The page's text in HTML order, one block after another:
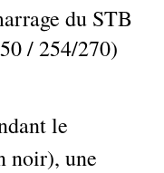
du STB
/ 254/270)
le
noir), une